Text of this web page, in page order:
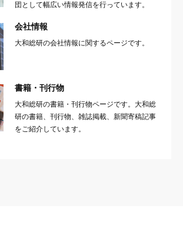
団として幅広い情報発信を行っています。
会社情報
大和総研の会社情報に関するページです。
書籍・刊行物
大和総研の書籍・刊行物ページです。大和総
研の書籍、刊行物、雑誌掲載、新聞寄稿記事
をご紹介しています。